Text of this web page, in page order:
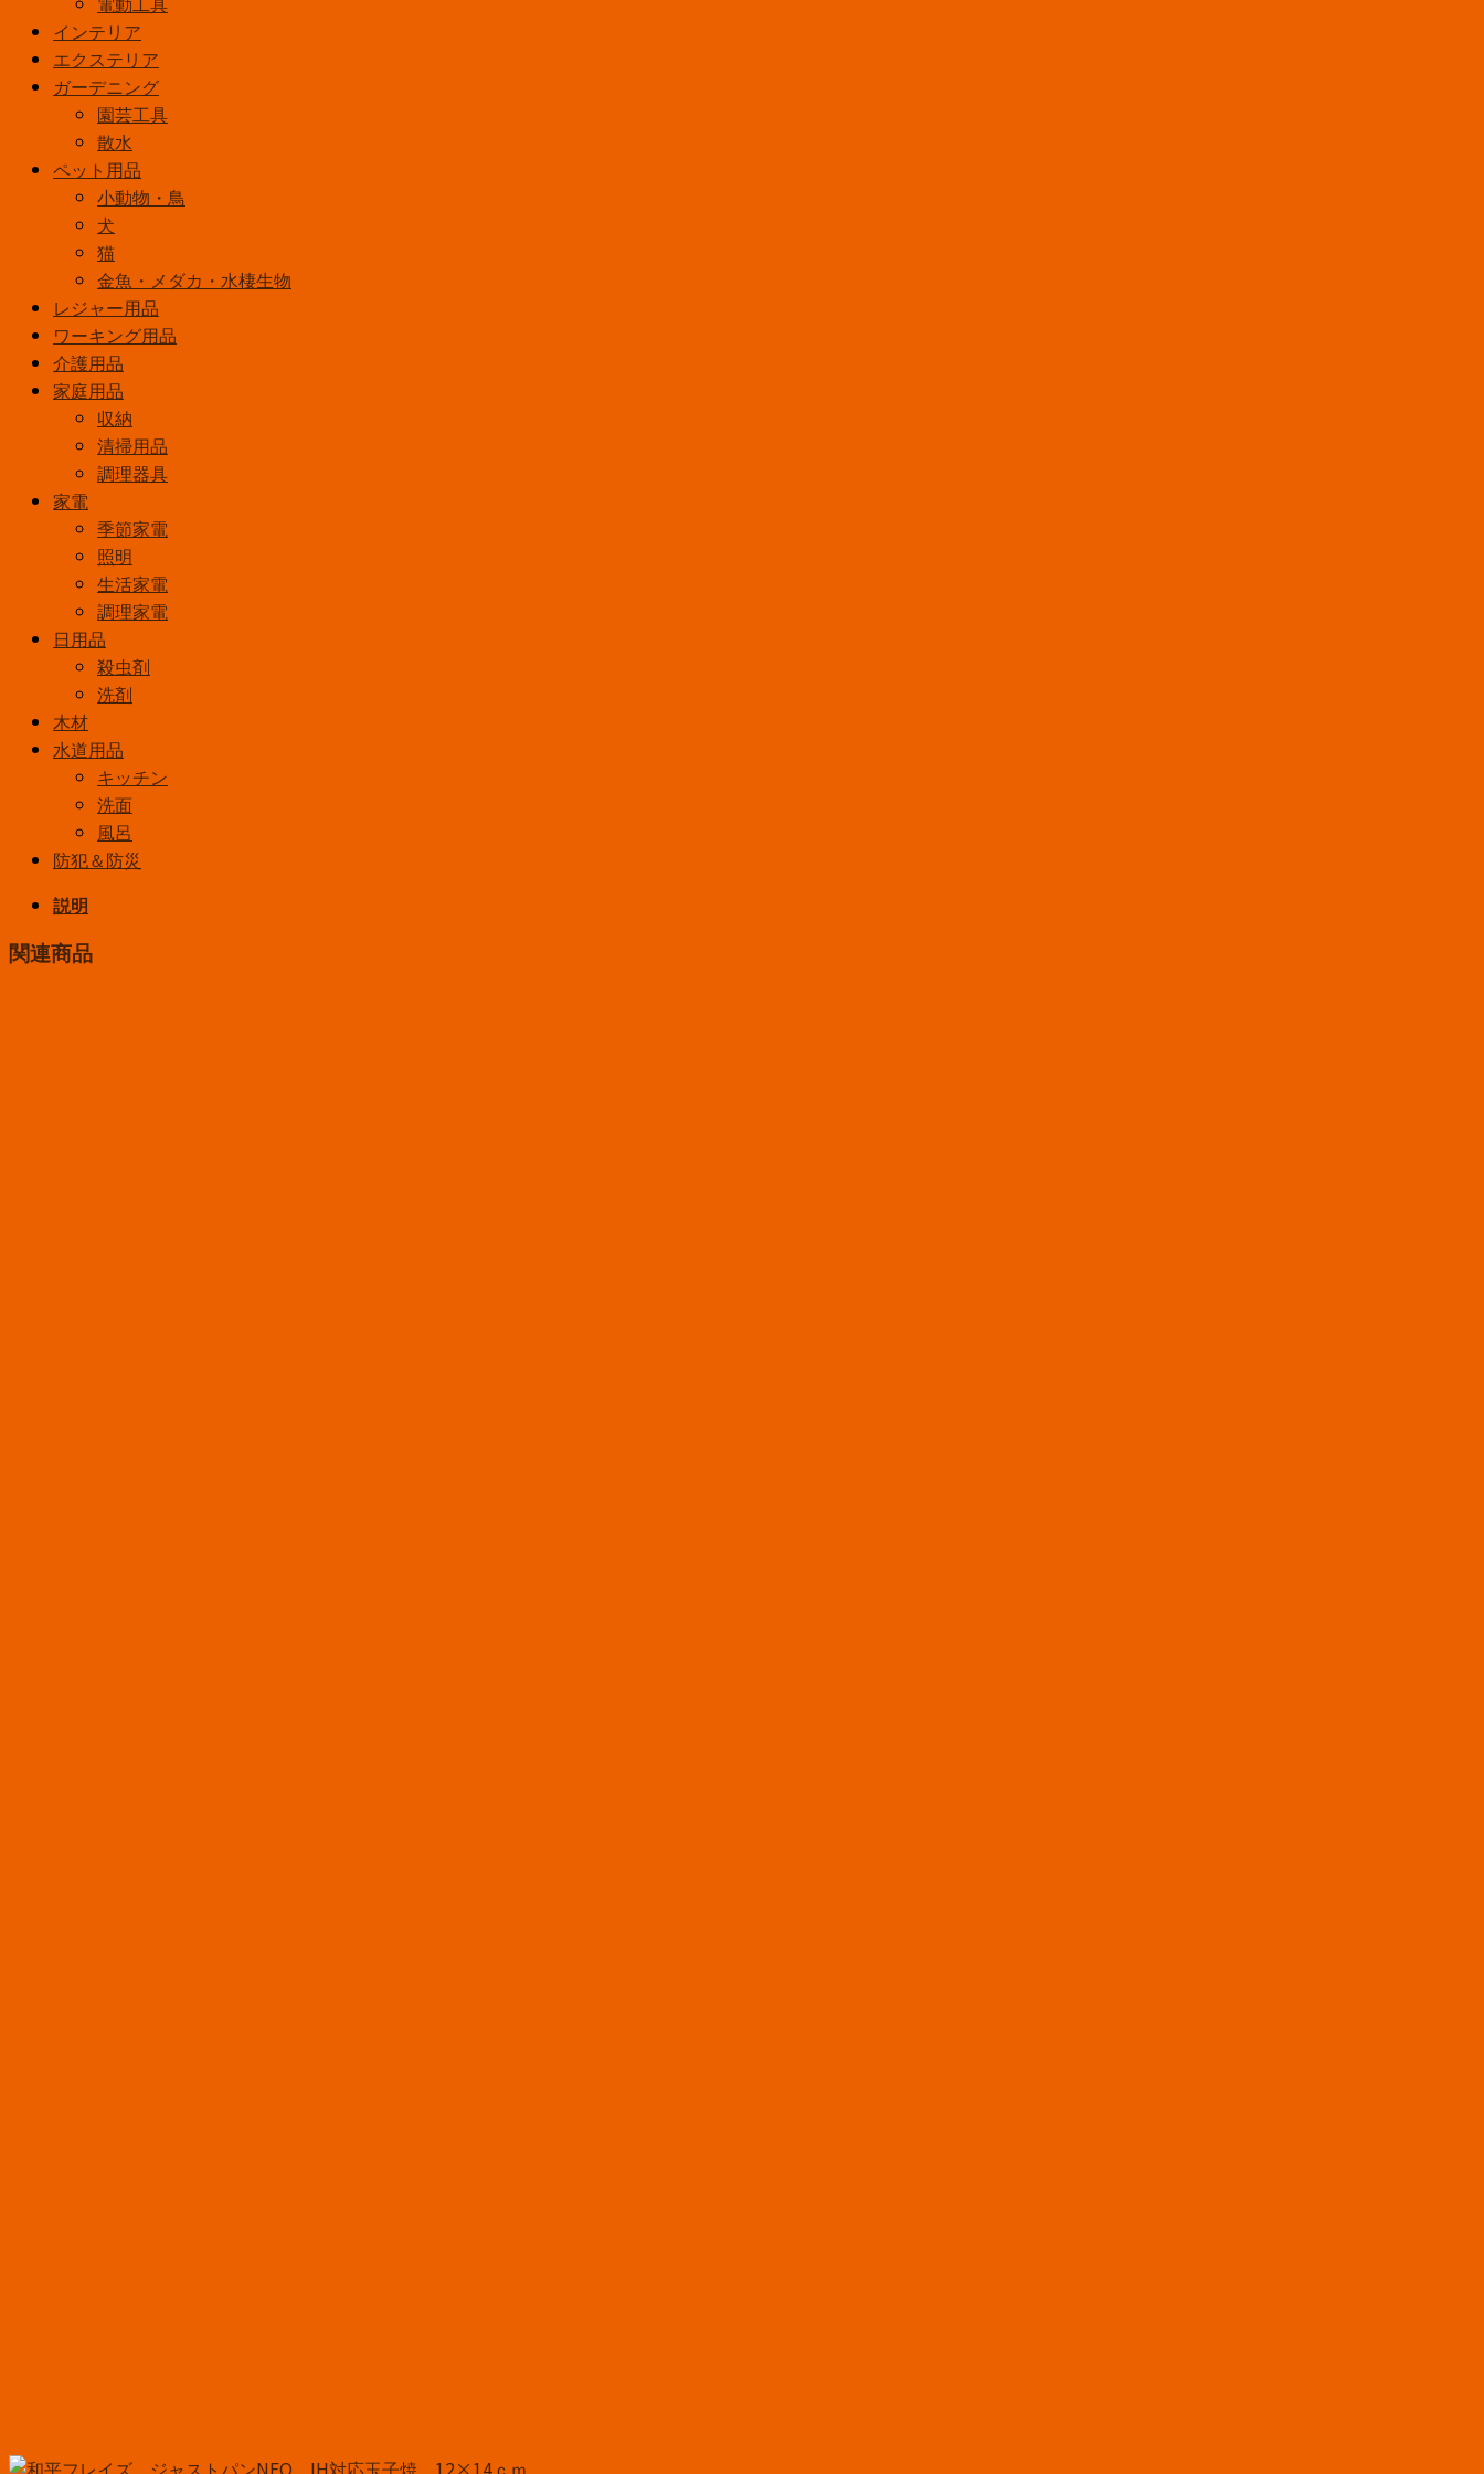
キ
短
柄
インテリア
エクステリア
ガーデニング
園芸工具
散水
ペット用品
小動物・鳥
犬
猫
金魚・メダカ・水棲生物
レジャー用品
ワーキング用品
介護用品
家庭用品
収納
清掃用品
調理器具
家電
季節家電
照明
生活家電
調理家電
日用品
殺虫剤
洗剤
木材
水道用品
キッチン
洗面
風呂
防犯＆防災
説明
関連商品